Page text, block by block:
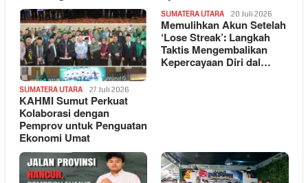
SUMATERA UTARA 27 Juli 2026
KAHMI Sumut Perkuat
Kolaborasi dengan
Pemprov untuk Penguatan
Ekonomi Umat
SUMATERA UTARA 20 Juli 2026
Memulihkan Akun Setelah
‘Lose Streak’: Langkah
Taktis Mengembalikan
Kepercayaan Diri dal…